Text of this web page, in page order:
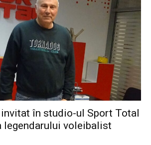
invitat în studio-ul Sport Total
legendarului voleibalist